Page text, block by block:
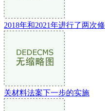
2018年和2021年进行了两次修
关材料法案下一步的实施